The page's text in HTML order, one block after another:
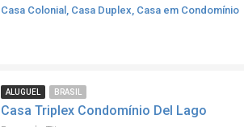
Casa Colonial, Casa Duplex, Casa em Condomínio
ALUGUEL BRASIL
Casa Triplex Condomínio Del Lago